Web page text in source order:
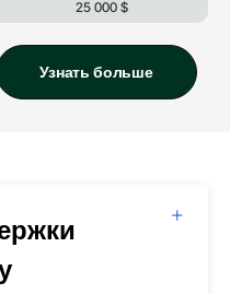
25 000 $
Узнать больше